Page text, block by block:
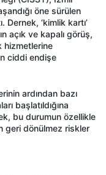
öne sürülen
Dernek, ‘kimlik kartı’
açık ve kapalı görüş,
hizmetlerine
ciddi endişe
ardından bazı
başlatıldığına
bu durumun özellikle
geri dönülmez riskler